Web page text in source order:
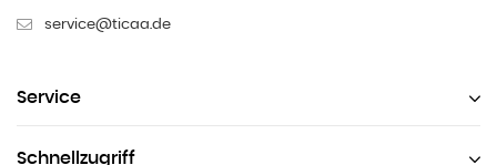
service@ticaa.de
Service
Schnellzugriff